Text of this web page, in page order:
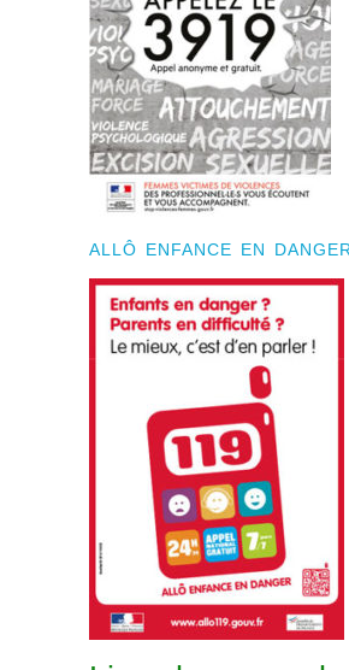
ALLÔ ENFANCE EN DANGER